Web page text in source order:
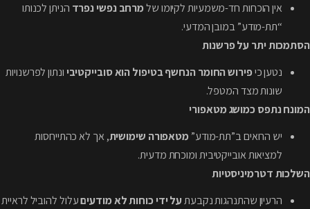
אין הוכחות חד-משמעיות לקיומו שלמרחב נפשי נפרד הניתן לכנותו
“תת-מודע” במובן המדעי.
הסתמכות יתר על פרשנות
נטען כיפירוש החומר הנחשף בטיפול הוא סובייקטיבי ונתון לפרשנויות
שונות מצד המטפל.
המונח נתפס כמושג מטאפורי
יש הרואים ב”תת-מודע” מטאפורה שימושית, אך לא כהתייחסות
למציאות אובייקטיבית ומוכחת מדעית.
השלכות דטרמיניסטיות
הרעיון שהתנהגות נקבעתעל ידי כוחות לא מודעיםעלול להוביל לראיית